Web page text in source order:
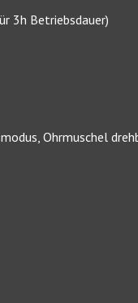
3h Betriebsdauer)
Ohrmuschel